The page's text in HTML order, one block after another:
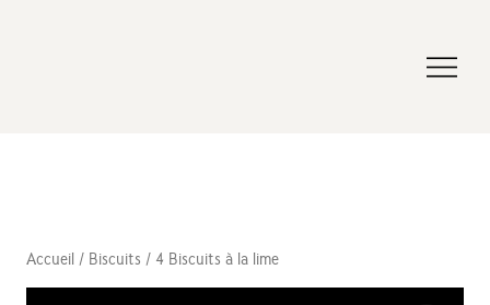
Accueil / Biscuits / 4 Biscuits à la lime